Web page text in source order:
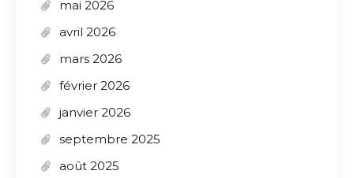
mai 2026
avril 2026
mars 2026
février 2026
janvier 2026
septembre 2025
août 2025